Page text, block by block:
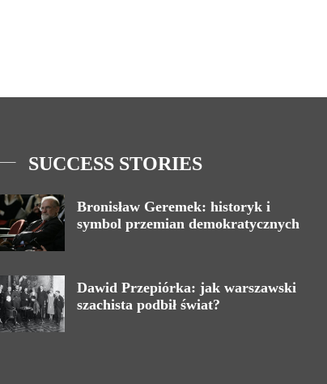
SUCCESS STORIES
Bronisław Geremek: historyk i
symbol przemian demokratycznych
Dawid Przepiórka: jak warszawski
szachista podbił świat?